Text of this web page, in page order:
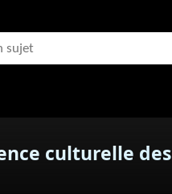
culturelle des